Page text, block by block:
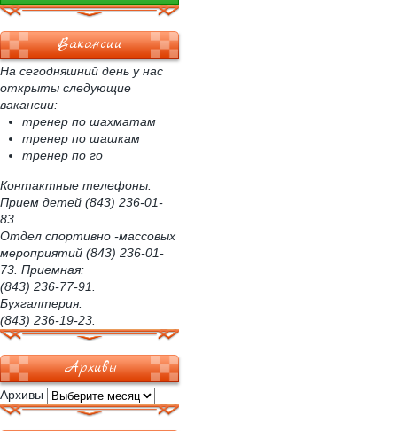
Вакансии
На сегодняшний день у нас
открыты следующие
вакансии:
тренер по шахматам
тренер по шашкам
тренер по го
Контактные телефоны:
Прием детей (843) 236-01-
83.
Отдел спортивно -массовых
мероприятий (843) 236-01-
73. Приемная:
(843) 236-77-91.
Бухгалтерия:
(843) 236-19-23.
Архивы
Архивы